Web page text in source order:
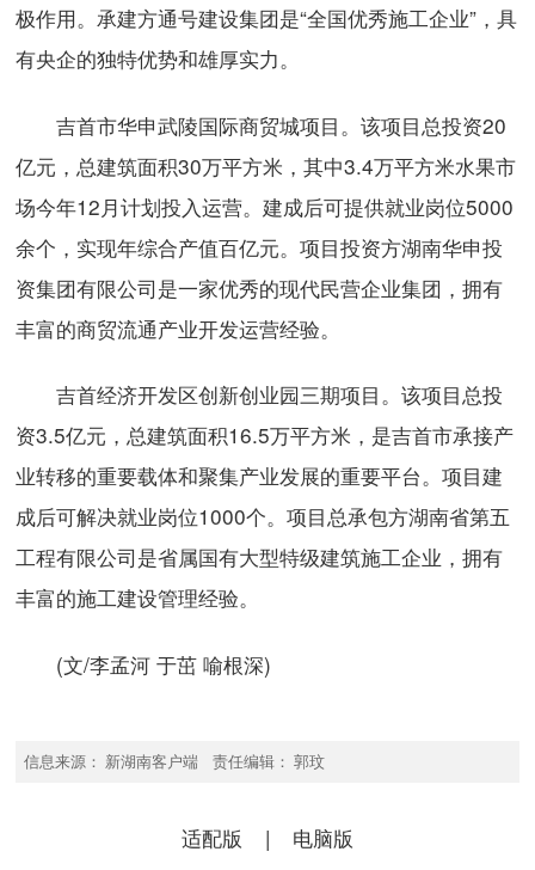
极作用。承建方通号建设集团是“全国优秀施工企业”，具
有央企的独特优势和雄厚实力。
吉首市华申武陵国际商贸城项目。该项目总投资20
亿元，总建筑面积30万平方米，其中3.4万平方米水果市
场今年12月计划投入运营。建成后可提供就业岗位5000
余个，实现年综合产值百亿元。项目投资方湖南华申投
资集团有限公司是一家优秀的现代民营企业集团，拥有
丰富的商贸流通产业开发运营经验。
吉首经济开发区创新创业园三期项目。该项目总投
资3.5亿元，总建筑面积16.5万平方米，是吉首市承接产
业转移的重要载体和聚集产业发展的重要平台。项目建
成后可解决就业岗位1000个。项目总承包方湖南省第五
工程有限公司是省属国有大型特级建筑施工企业，拥有
丰富的施工建设管理经验。
(文/李孟河 于茁 喻根深)
信息来源： 新湖南客户端 责任编辑： 郭玟
适配版 | 电脑版